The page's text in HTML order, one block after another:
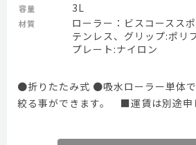
容量 3L
材質
ローラー：ビスコースス
テンレス、グリップ:ポリ
プレート:ナイロン
●折りたたみ式 ●吸水ローラー単体
絞る事ができます。 ■運賃は別途申